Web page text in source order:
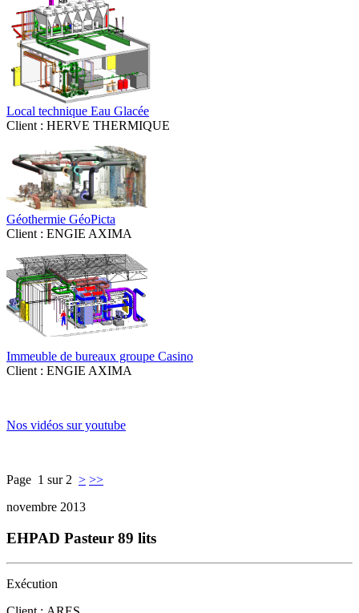
Local technique Eau Glacée
Client : HERVE THERMIQUE
Géothermie GéoPicta
Client : ENGIE AXIMA
Immeuble de bureaux groupe Casino
Client : ENGIE AXIMA
Nos vidéos sur youtube
Page 1 sur 2 > >>
novembre 2013
EHPAD Pasteur 89 lits
Exécution